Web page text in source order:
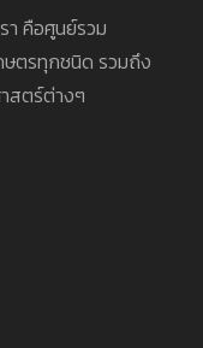
คือศูนย์รวม
ษตรทุกชนิด รวมถึง
สตร์ต่างๆ